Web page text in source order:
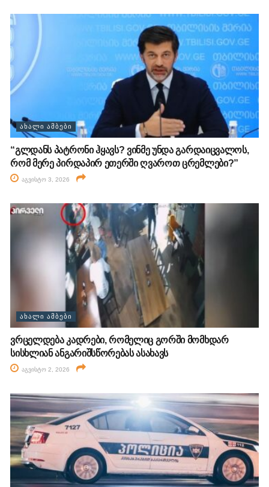
ᲐᲮᲐᲚᲘ ᲐᲛᲑᲔᲑᲘ
“გლდანს პატრონი ჰყავს? ვინმე უნდა გარდაიცვალოს,
რომ მერე პირდაპირ ეთერში ღვაროთ ცრემლები?”
აგვისტო 3, 2026
ᲐᲮᲐᲚᲘ ᲐᲛᲑᲔᲑᲘ
ვრცელდება კადრები, რომელიც გორში მომხდარ
სისხლიან ანგარიშსწორებას ასახავს
აგვისტო 2, 2026